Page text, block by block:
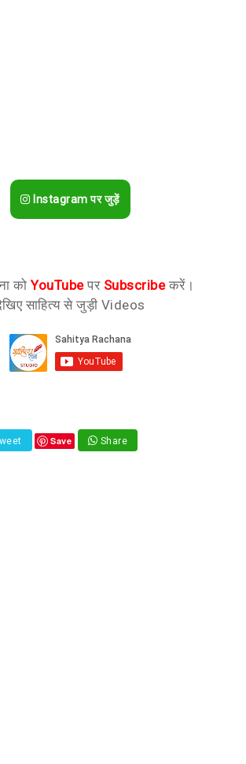
Instagram पर जुड़ें
कोYouTubeपर Subscribeकरें।
साहित्य से जुड़ी Videos
Save Share